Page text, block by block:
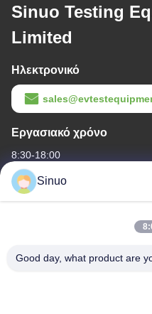
Sinuo Testing
Limited
Ηλεκτρονικό
Εργασιακό χρόνο
8:30-18:00
Η διεύθυνσή μας
Δωμάτιο 101, 1ος όροφος,
Sinuo
Good day, what product are